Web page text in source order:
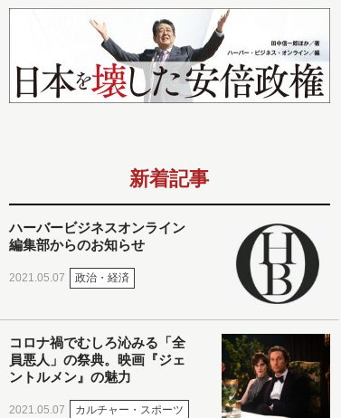
新着記事
ハーバービジネスオンライン
編集部からのお知らせ
2021.05.07 政治・経済
コロナ禍でむしろ沁みる「全
員悪人」の祭典。映画『ジェ
ントルメン』の魅力
2021.05.07 カルチャー・スポーツ